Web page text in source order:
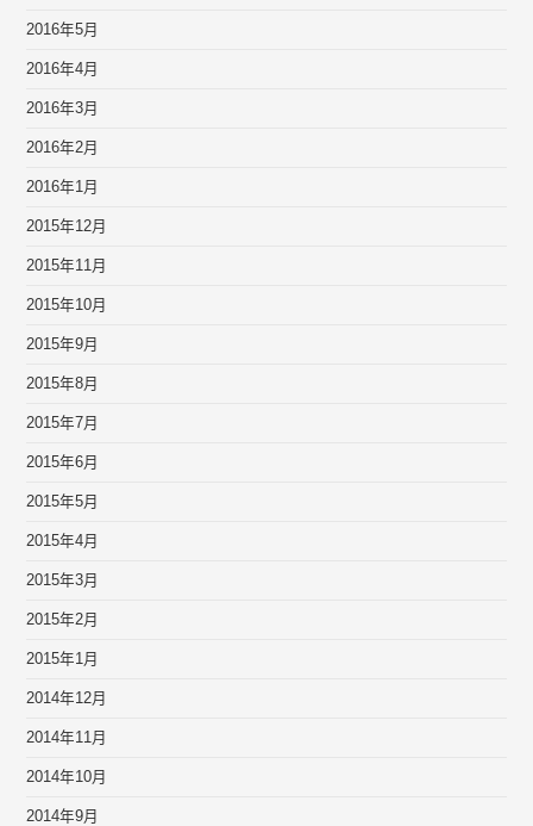
2016年5月
2016年4月
2016年3月
2016年2月
2016年1月
2015年12月
2015年11月
2015年10月
2015年9月
2015年8月
2015年7月
2015年6月
2015年5月
2015年4月
2015年3月
2015年2月
2015年1月
2014年12月
2014年11月
2014年10月
2014年9月